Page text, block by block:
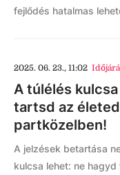
fejlődés hatalmas
2025. 06. 23., 11:02
A túlélés
tartsd az életed
partközelben!
A jelzések betartása
kulcsa lehet: ne